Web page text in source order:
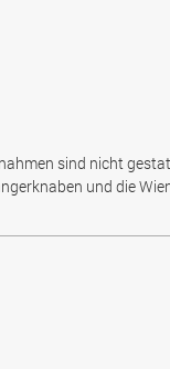
sind nicht
und die